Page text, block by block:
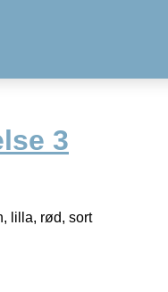
3
lilla, rød, sort